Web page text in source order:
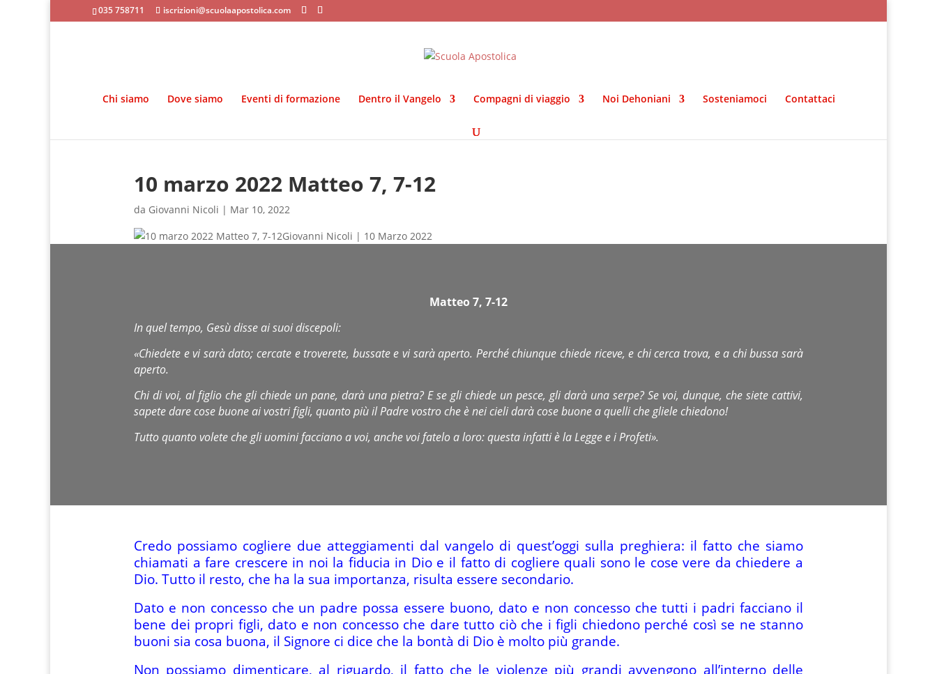
035 758711 iscrizioni@scuolaapostolica.com
Chi siamo Dove siamo Eventi di formazione Dentro il Vangelo Compagni di viaggio Noi Dehoniani Sosteniamoci Contattaci
10 marzo 2022 Matteo 7, 7-12
da Giovanni Nicoli | Mar 10, 2022
Giovanni Nicoli | 10 Marzo 2022
Matteo 7, 7-12
In quel tempo, Gesù disse ai suoi discepoli:
«Chiedete e vi sarà dato; cercate e troverete, bussate e vi sarà aperto. Perché chiunque chiede riceve, e chi cerca trova, e a chi bussa sarà
aperto.
Chi di voi, al figlio che gli chiede un pane, darà una pietra? E se gli chiede un pesce, gli darà una serpe? Se voi, dunque, che siete cattivi,
sapete dare cose buone ai vostri figli, quanto più il Padre vostro che è nei cieli darà cose buone a quelli che gliele chiedono!
Tutto quanto volete che gli uomini facciano a voi, anche voi fatelo a loro: questa infatti è la Legge e i Profeti».
Credo possiamo cogliere due atteggiamenti dal vangelo di quest’oggi sulla preghiera: il fatto che siamo
chiamati a fare crescere in noi la fiducia in Dio e il fatto di cogliere quali sono le cose vere da chiedere a
Dio. Tutto il resto, che ha la sua importanza, risulta essere secondario.
Dato e non concesso che un padre possa essere buono, dato e non concesso che tutti i padri facciano il
bene dei propri figli, dato e non concesso che dare tutto ciò che i figli chiedono perché così se ne stanno
buoni sia cosa buona, il Signore ci dice che la bontà di Dio è molto più grande.
Non possiamo dimenticare, al riguardo, il fatto che le violenze più grandi avvengono all’interno delle